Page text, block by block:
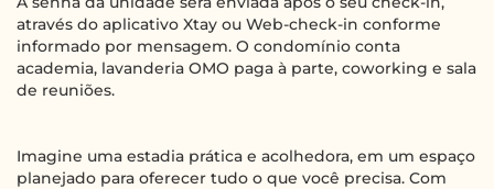
através do aplicativo Xtay ou Web-check-in conforme
informado por mensagem. O condomínio conta
academia, lavanderia OMO paga à parte, coworking e sala
de reuniões.
Imagine uma estadia prática e acolhedora, em um espaço
planejado para oferecer tudo o que você precisa. Com